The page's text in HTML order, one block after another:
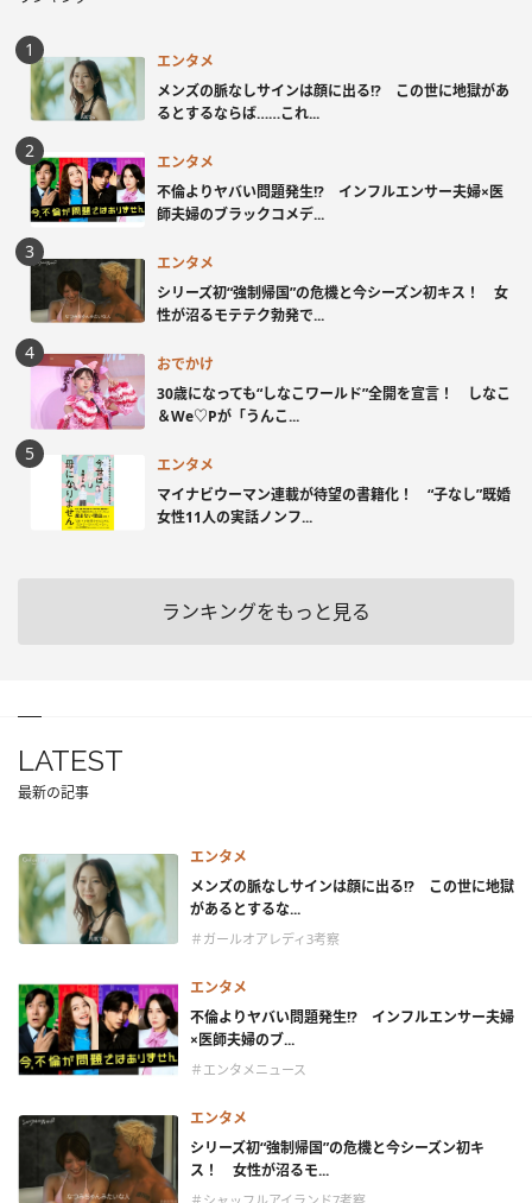
エンタメ
メンズの脈なしサインは顔に出る!? この世に地獄があ
るとするならば……これ...
エンタメ
不倫よりヤバい問題発生!? インフルエンサー夫婦×医
師夫婦のブラックコメデ...
エンタメ
シリーズ初“強制帰国”の危機と今シーズン初キス！ 女
性が沼るモテテク勃発で...
おでかけ
30歳になっても“しなこワールド”全開を宣言！ しなこ
＆We♡Pが「うんこ...
エンタメ
マイナビウーマン連載が待望の書籍化！ “子なし”既婚
女性11人の実話ノンフ...
ランキングをもっと見る
LATEST
最新の記事
エンタメ
メンズの脈なしサインは顔に出る!? この世に地獄
があるとするな...
＃ガールオアレディ3考察
エンタメ
不倫よりヤバい問題発生!? インフルエンサー夫婦
×医師夫婦のブ...
＃エンタメニュース
エンタメ
シリーズ初“強制帰国”の危機と今シーズン初キ
ス！ 女性が沼るモ...